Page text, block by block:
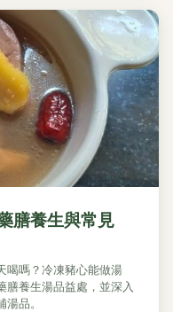
膳養生與常見
喝嗎？冷凍豬心能做湯
膳養生湯品益處，並深入
品。